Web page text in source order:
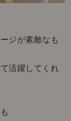
ジが素敵なも
活躍してくれ